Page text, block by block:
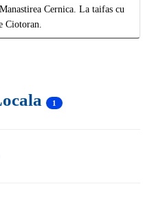
Cernica. La taifas cu
Ciotoran.
1